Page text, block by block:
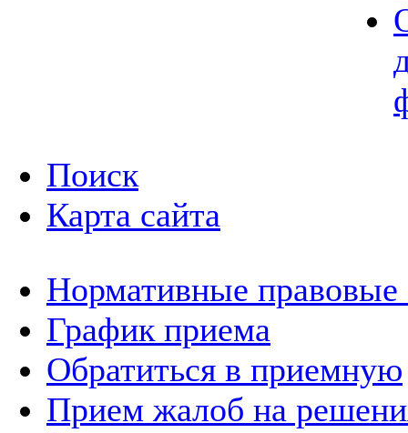
Поиск
Карта сайта
Нормативные правовые
График приема
Обратиться в приемную
Прием жалоб на